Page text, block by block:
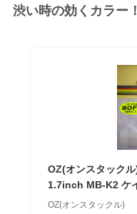
渋い時の効くカラー！
OZ(オンスタック
1.7inch MB-K2 ケ
OZ(オンスタックル)